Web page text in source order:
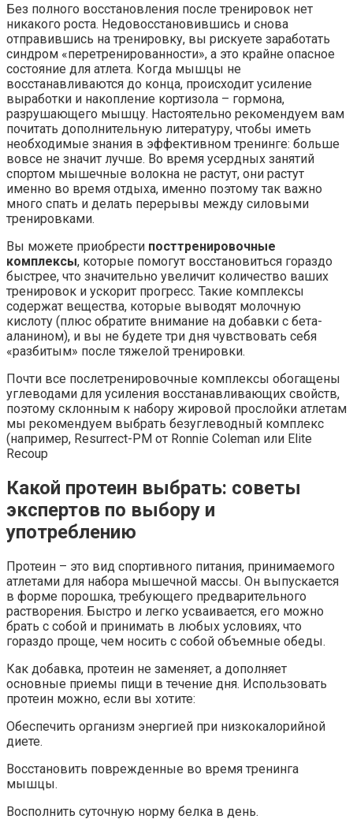
Без полного восстановления после тренировок нет
никакого роста. Недовосстановившись и снова
отправившись на тренировку, вы рискуете заработать
синдром «перетренированности», а это крайне опасное
состояние для атлета. Когда мышцы не
восстанавливаются до конца, происходит усиление
выработки и накопление кортизола – гормона,
разрушающего мышцу. Настоятельно рекомендуем вам
почитать дополнительную литературу, чтобы иметь
необходимые знания в эффективном тренинге: больше
вовсе не значит лучше. Во время усердных занятий
спортом мышечные волокна не растут, они растут
именно во время отдыха, именно поэтому так важно
много спать и делать перерывы между силовыми
тренировками.
Вы можете приобрести посттренировочные
комплексы, которые помогут восстановиться гораздо
быстрее, что значительно увеличит количество ваших
тренировок и ускорит прогресс. Такие комплексы
содержат вещества, которые выводят молочную
кислоту (плюс обратите внимание на добавки с бета-
аланином), и вы не будете три дня чувствовать себя
«разбитым» после тяжелой тренировки.
Почти все послетренировочные комплексы обогащены
углеводами для усиления восстанавливающих свойств,
поэтому склонным к набору жировой прослойки атлетам
мы рекомендуем выбрать безуглеводный комплекс
(например, Resurrect-PM от Ronnie Coleman или Elite
Recoup
Какой протеин выбрать: советы
экспертов по выбору и
употреблению
Протеин – это вид спортивного питания, принимаемого
атлетами для набора мышечной массы. Он выпускается
в форме порошка, требующего предварительного
растворения. Быстро и легко усваивается, его можно
брать с собой и принимать в любых условиях, что
гораздо проще, чем носить с собой объемные обеды.
Как добавка, протеин не заменяет, а дополняет
основные приемы пищи в течение дня. Использовать
протеин можно, если вы хотите:
Обеспечить организм энергией при низкокалорийной
диете.
Восстановить поврежденные во время тренинга
мышцы.
Восполнить суточную норму белка в день.